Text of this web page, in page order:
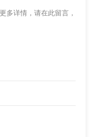
多详情，请在此留言，